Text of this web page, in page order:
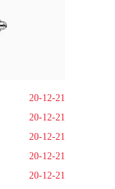
20-12-21
20-12-21
20-12-21
20-12-21
20-12-21